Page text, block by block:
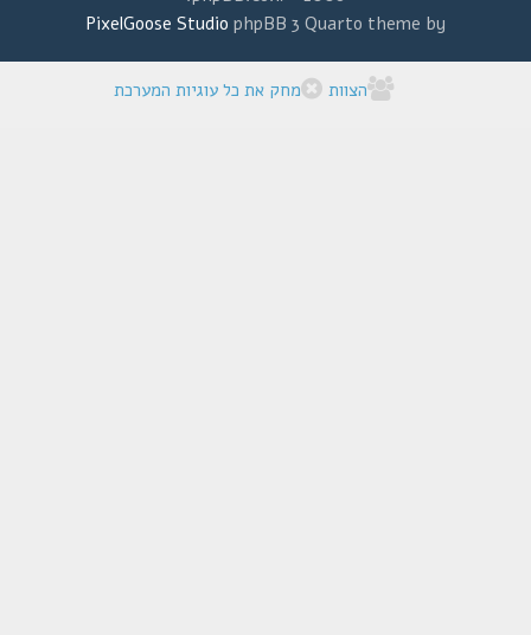
phpBB 3 Quarto theme by
PixelGoose Studio
הצוות מחק את כל עוגיות המערכת